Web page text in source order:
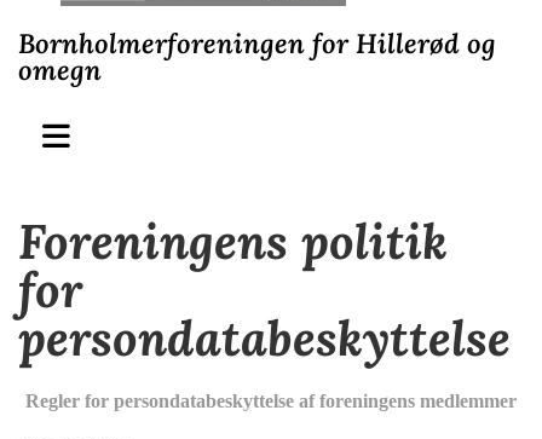
Bornholmerforeningen for Hillerød og
omegn
Foreningens politik
for
persondatabeskyttelse
Regler for persondatabeskyttelse af foreningens medlemmer